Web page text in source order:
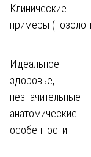
Клинические
примеры
Идеальное
здоровье,
незначительные
анатомические
особенности.